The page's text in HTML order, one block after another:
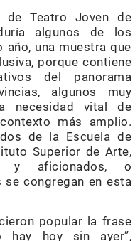
de Teatro Joven de
algunos de los
una muestra que
porque contiene
del panorama
algunos muy
necesidad vital de
más amplio.
de la Escuela de
Superior de Arte,
y aficionados, o
congregan en esta
popular la frase
hay hoy sin ayer”,